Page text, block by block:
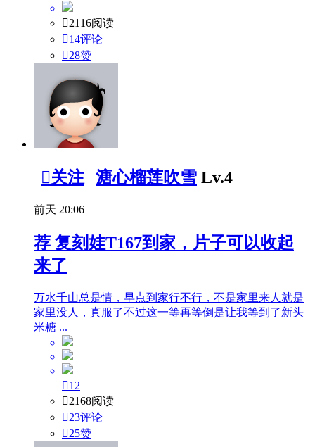
2116阅读
14评论
28赞
关注 溏心榴莲吹雪 Lv.4
前天 20:06
荐 复刻娃T167到家，片子可以收起
来了
万水千山总是情，早点到家行不行，不是家里来人就是
家里没人，真服了不过这一等再等倒是让我等到了新头
米糖 ...
12
2168阅读
23评论
25赞